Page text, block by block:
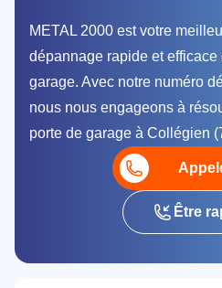
METAL 2000 est votre
dépannage rapide et efficace
garage. Avec notre numéro
nous nous engageons à
porte de garage à Collégien
Être